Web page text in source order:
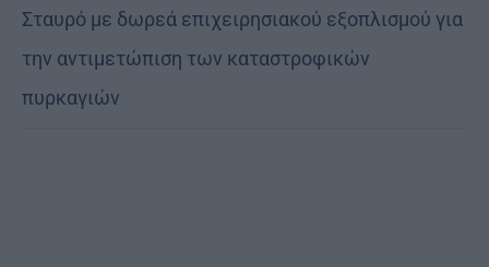
Σταυρό με δωρεά επιχειρησιακού εξοπλισμού για
την αντιμετώπιση των καταστροφικών
πυρκαγιών